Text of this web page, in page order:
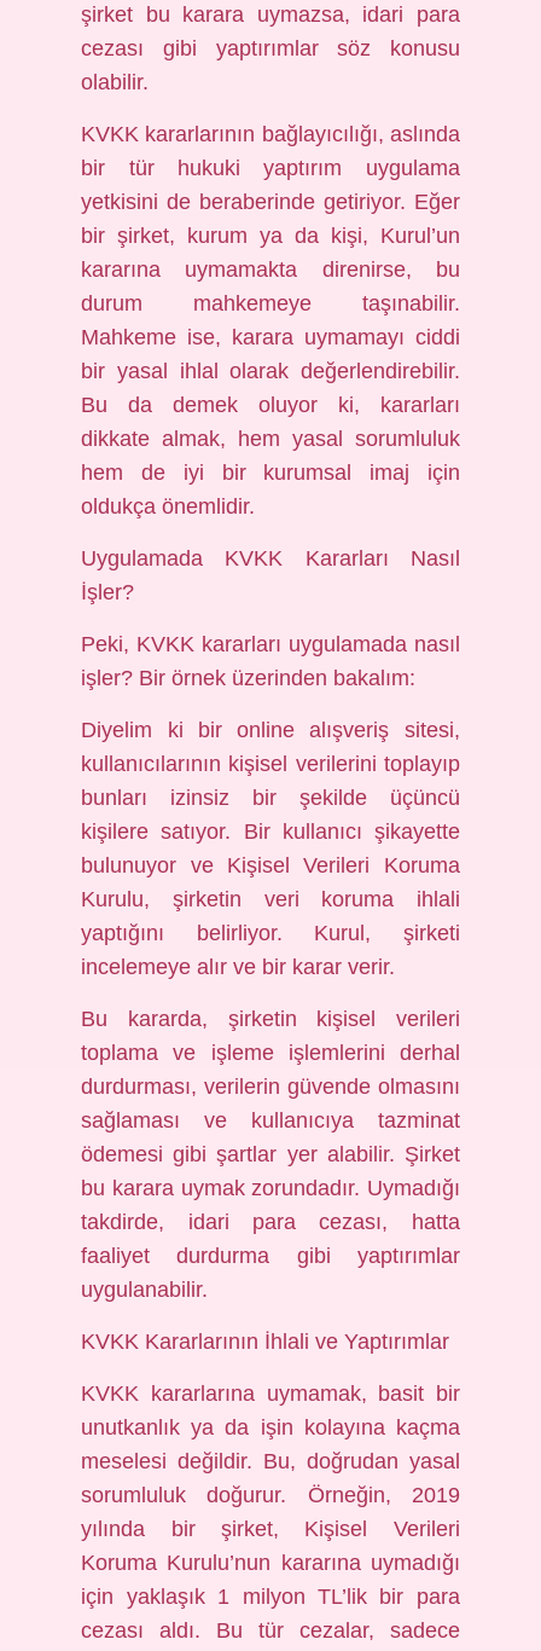
şirket bu karara uymazsa, idari para
cezası gibi yaptırımlar söz konusu
olabilir.
KVKK kararlarının bağlayıcılığı, aslında
bir tür hukuki yaptırım uygulama
yetkisini de beraberinde getiriyor. Eğer
bir şirket, kurum ya da kişi, Kurul’un
kararına uymamakta direnirse, bu
durum mahkemeye taşınabilir.
Mahkeme ise, karara uymamayı ciddi
bir yasal ihlal olarak değerlendirebilir.
Bu da demek oluyor ki, kararları
dikkate almak, hem yasal sorumluluk
hem de iyi bir kurumsal imaj için
oldukça önemlidir.
Uygulamada KVKK Kararları Nasıl
İşler?
Peki, KVKK kararları uygulamada nasıl
işler? Bir örnek üzerinden bakalım:
Diyelim ki bir online alışveriş sitesi,
kullanıcılarının kişisel verilerini toplayıp
bunları izinsiz bir şekilde üçüncü
kişilere satıyor. Bir kullanıcı şikayette
bulunuyor ve Kişisel Verileri Koruma
Kurulu, şirketin veri koruma ihlali
yaptığını belirliyor. Kurul, şirketi
incelemeye alır ve bir karar verir.
Bu kararda, şirketin kişisel verileri
toplama ve işleme işlemlerini derhal
durdurması, verilerin güvende olmasını
sağlaması ve kullanıcıya tazminat
ödemesi gibi şartlar yer alabilir. Şirket
bu karara uymak zorundadır. Uymadığı
takdirde, idari para cezası, hatta
faaliyet durdurma gibi yaptırımlar
uygulanabilir.
KVKK Kararlarının İhlali ve Yaptırımlar
KVKK kararlarına uymamak, basit bir
unutkanlık ya da işin kolayına kaçma
meselesi değildir. Bu, doğrudan yasal
sorumluluk doğurur. Örneğin, 2019
yılında bir şirket, Kişisel Verileri
Koruma Kurulu’nun kararına uymadığı
için yaklaşık 1 milyon TL’lik bir para
cezası aldı. Bu tür cezalar, sadece